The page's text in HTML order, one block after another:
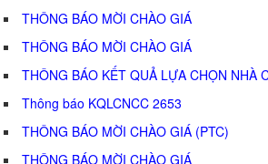
THÔNG BÁO MỜI CHÀO GIÁ
THÔNG BÁO MỜI CHÀO GIÁ
THÔNG BÁO KẾT QUẢ LỰA CHỌN NHÀ
Thông báo KQLCNCC 2653
THÔNG BÁO MỜI CHÀO GIÁ (PTC)
THÔNG BÁO MỜI CHÀO GIÁ